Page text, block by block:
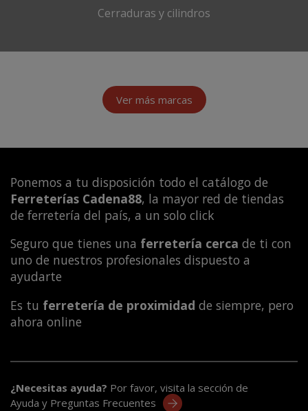
Cerraduras y cilindros
Ver más marcas
Ponemos a tu disposición todo el catálogo de
Ferreterías Cadena88, la mayor red de tiendas
de ferretería del país, a un solo click
Seguro que tienes una ferretería cerca de ti con
uno de nuestros profesionales dispuesto a
ayudarte
Es tu ferretería de proximidad de siempre, pero
ahora online
¿Necesitas ayuda? Por favor, visita la sección de
Ayuda y Preguntas Frecuentes